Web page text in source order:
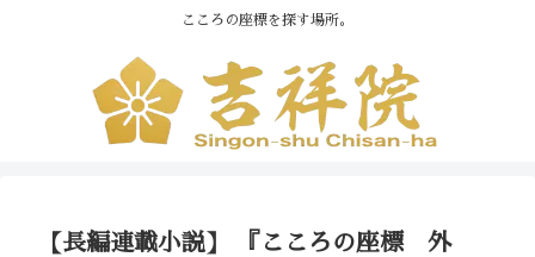
こころの座標を探す場所。
【長編連載小説】 『こころの座標 外